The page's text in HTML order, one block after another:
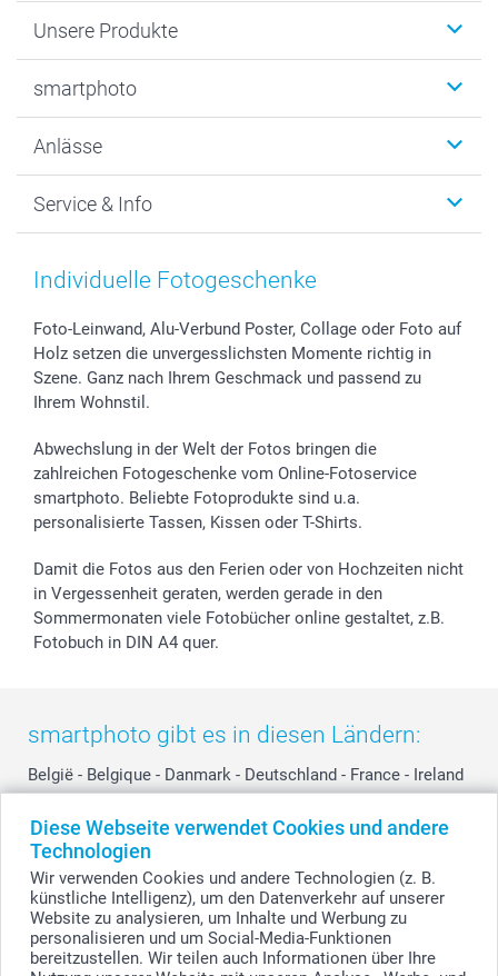
Diese Webseite verwendet Cookies und andere
Technologien
Wir verwenden Cookies und andere Technologien (z. B.
künstliche Intelligenz), um den Datenverkehr auf unserer
Website zu analysieren, um Inhalte und Werbung zu
personalisieren und um Social-Media-Funktionen
bereitzustellen. Wir teilen auch Informationen über Ihre
Unsere Produkte
Fotogeschenke
MyNameBook
Fotoabzüge, Fotos als Buch & Poster
Zubehör & Material
Sticker & Etiketten
Geschenk-Gutscheine (PDF)
smartphoto
Warum smartphoto
Datenschutz
AGB
Presse
Partnerprogramme
Investor Relations
Widerrufsrecht
Anlässe
Neujahr
Muttertag
Kommunion & Konfirmation
Hochzeit
Geburtstag
Zu allen Anlässen
Service & Info
Preise und Versandkosten
48h Lieferung
Zahlungsmöglichkeiten
Anmelden /Registrieren
Status der Bestellung
smartfriends
smartgarantie
smartbonus
Individuelle Fotogeschenke
Foto-Leinwand, Alu-Verbund Poster, Collage oder Foto auf
Holz setzen die unvergesslichsten Momente richtig in
Szene. Ganz nach Ihrem Geschmack und passend zu
Ihrem Wohnstil.
Abwechslung in der Welt der Fotos bringen die
zahlreichen Fotogeschenke vom Online-Fotoservice
smartphoto. Beliebte Fotoprodukte sind u.a.
personalisierte Tassen, Kissen oder T-Shirts.
Damit die Fotos aus den Ferien oder von Hochzeiten nicht
in Vergessenheit geraten, werden gerade in den
Sommermonaten viele Fotobücher online gestaltet, z.B.
Fotobuch in DIN A4 quer.
smartphoto gibt es in diesen Ländern:
België - Belgique - Danmark - Deutschland - France - Ireland
Switzerland - Suomi - Sverige - United Kingdom -
Other Countries
Alle Preise verstehen sich in Schweizer Franken (CHF) inkl. MwSt. und zzgl.
Versandkosten.